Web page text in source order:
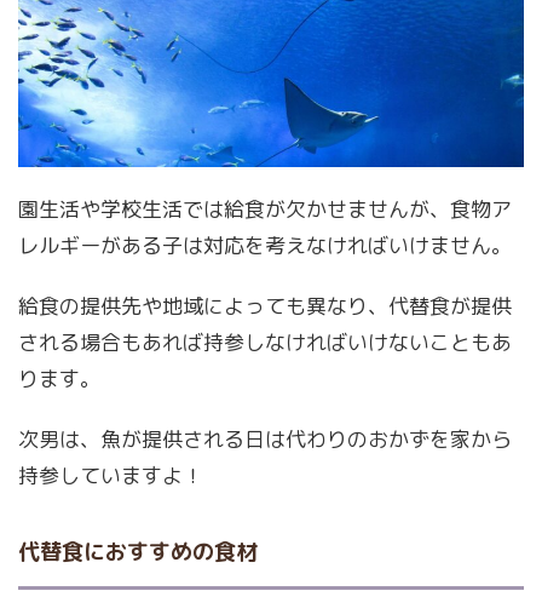
園生活や学校生活では給食が欠かせませんが、食物ア
レルギーがある子は対応を考えなければいけません。
給食の提供先や地域によっても異なり、代替食が提供
される場合もあれば持参しなければいけないこともあ
ります。
次男は、魚が提供される日は代わりのおかずを家から
持参していますよ！
代替食におすすめの食材